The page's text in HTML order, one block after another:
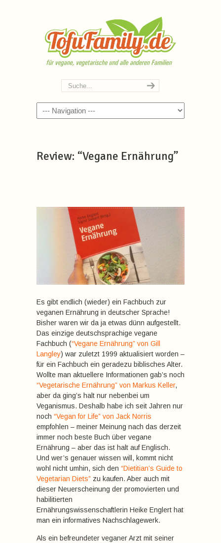
Navigation
Review: “Vegane Ernährung”
Es gibt endlich (wieder) ein Fachbuch zur
veganen Ernährung in deutscher Sprache!
Bisher waren wir da ja etwas dünn aufgestellt.
Das einzige deutschsprachige vegane
Fachbuch (“Vegane Ernährung” von Gill
Langley) war zuletzt 1999 aktualisiert worden –
für ein Fachbuch ein geradezu biblisches Alter.
Wollte man aktuellere Informationen gab’s noch
“Vegetarische Ernährung” von Markus Keller,
aber da ging’s halt nur nebenbei um
Veganismus. Deshalb habe ich seit Jahren nur
noch “Vegan for Life” von Jack Norris
empfohlen – meiner Meinung nach das derzeit
immer noch beste Buch über vegane
Ernährung – aber das ist halt auf Englisch.
Und wer’s genauer wissen will, kommt nicht
wohl nicht umhin, sich den “Dietitian’s Guide to
Vegetarian Diets” zu kaufen. Aber auch mit
dieser Neuerscheinung der promovierten und
habilitierten
Ernährungswissenschaftlerin Heike Englert hat
man ein informatives Nachschlagewerk.
Als ein befreundeter veganer Arzt mit seiner